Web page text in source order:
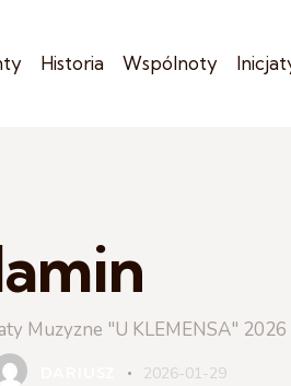
Historia Wspólnoty
Muzyzne "U KLEMENSA" 2026
2026-01-29